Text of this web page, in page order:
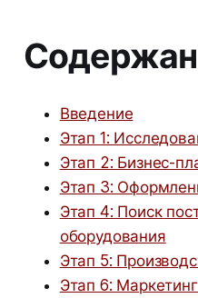
Введение
Этап 1:
Этап 2: Бизнес-
Этап 3:
Этап 4: Поиск
оборудования
Этап 5:
Этап 6: